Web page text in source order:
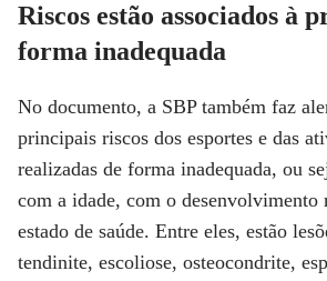
Riscos estão associados à
forma inadequada
No documento, a SBP também faz
principais riscos dos esportes e das
realizadas de forma inadequada, ou
com a idade, com o desenvolvimento
estado de saúde. Entre eles, estão
tendinite, escoliose, osteocondrite,